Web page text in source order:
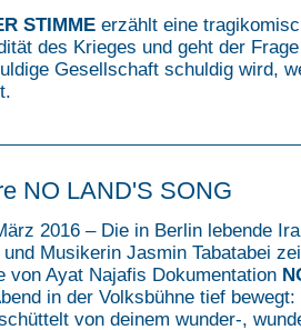
STIMME erzählt eine
des Krieges und geht der
Gesellschaft schuldig wird,
NO LAND'S SONG
2016 – Die in Berlin lebende
Musikerin Jasmin Tabatabei
von Ayat Najafis Dokumentation
in der Volksbühne tief bewegt:
von deinem wunder-,